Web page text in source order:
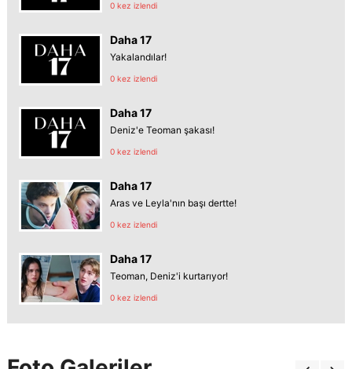
0 kez izlendi
Daha 17
Yakalandılar!
0 kez izlendi
Daha 17
Deniz'e Teoman şakası!
0 kez izlendi
Daha 17
Aras ve Leyla'nın başı dertte!
0 kez izlendi
Daha 17
Teoman, Deniz'i kurtarıyor!
0 kez izlendi